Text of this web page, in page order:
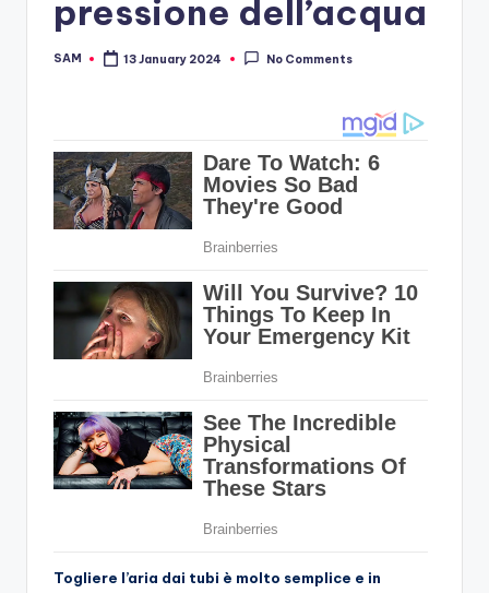
pressione dell’acqua
Posted
SAM 13 January 2024 No Comments
Togliere l’aria dai tubi è molto semplice e in